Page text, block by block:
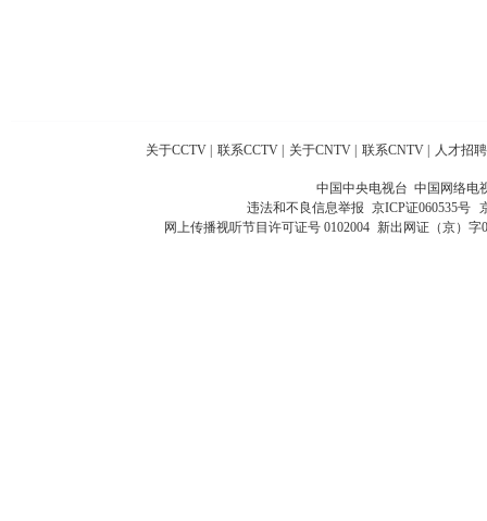
关于CCTV 联系CCTV 关于CNTV 联系CNTV 人才招聘
中国中央电视台 中国网络电
违法和不良信息举报 京ICP证060535号
网上传播视听节目许可证号 0102004 新出网证（京）